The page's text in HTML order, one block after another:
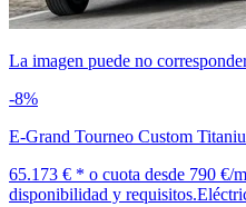
La imagen puede no
-8%
E-Grand Tourneo Custom
65.173 € * o cuota desde 790 €/
disponibilidad y requisitos.